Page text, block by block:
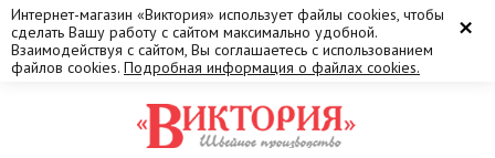
×
Интернет-магазин «Виктория» использует файлы cookies, чтобы
сделать Вашу работу с сайтом максимально удобной.
Взаимодействуя с сайтом, Вы соглашаетесь с использованием
файлов cookies. Подробная информация о файлах cookies.